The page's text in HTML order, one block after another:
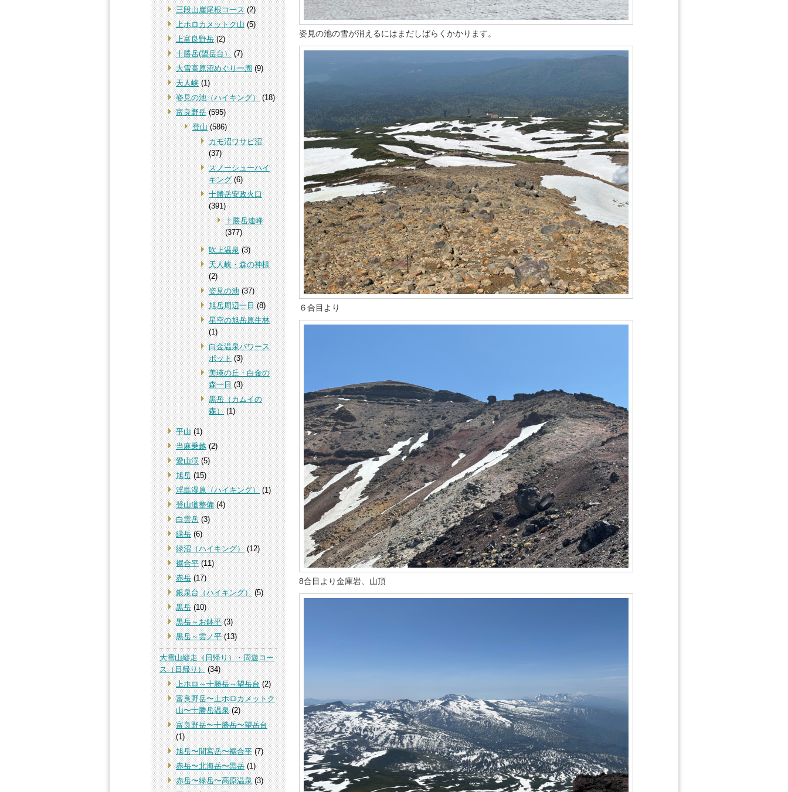
三段山崖尾根コース(2)
上ホロカメットク山(5)
上富良野岳(2)
十勝岳(望岳台）(7)
大雪高原沼めぐり一周(9)
天人峡(1)
姿見の池（ハイキング）(18)
富良野岳(595)
登山(586)
カモ沼ワサビ沼
(37)
スノーシューハイ
キング(6)
十勝岳安政火口
(391)
十勝岳連峰
(377)
吹上温泉(3)
天人峡・森の神様
(2)
姿見の池(37)
旭岳周辺一日(8)
星空の旭岳原生林
(1)
白金温泉パワース
ポット(3)
美瑛の丘・白金の
森一日(3)
黒岳（カムイの
森）(1)
平山(1)
当麻乗越(2)
愛山渓(5)
旭岳(15)
浮島湿原（ハイキング）(1)
登山道整備(4)
白雲岳(3)
緑岳(6)
緑沼（ハイキング）(12)
裾合平(11)
赤岳(17)
銀泉台（ハイキング）(5)
黒岳(10)
黒岳～お鉢平(3)
黒岳～雲ノ平(13)
大雪山縦走（日帰り）・周遊コー
ス（日帰り）(34)
上ホロ～十勝岳～望岳台(2)
富良野岳〜上ホロカメットク
山〜十勝岳温泉(2)
富良野岳〜十勝岳〜望岳台
(1)
旭岳〜間宮岳〜裾合平(7)
赤岳〜北海岳〜黒岳(1)
赤岳〜緑岳〜高原温泉(3)
姿見の池の雪が消えるにはまだしばらくかかります。
６合目より
8合目より金庫岩、山頂